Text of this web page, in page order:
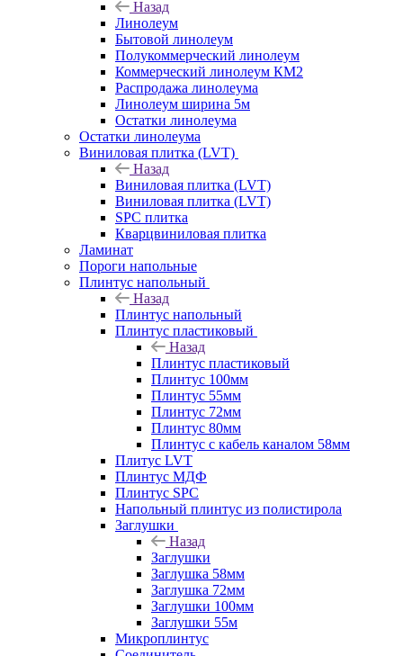
Назад
Линолеум
Бытовой линолеум
Полукоммерческий линолеум
Коммерческий линолеум КМ2
Распродажа линолеума
Линолеум ширина 5м
Остатки линолеума
Остатки линолеума
Виниловая плитка (LVT)
Назад
Виниловая плитка (LVT)
Виниловая плитка (LVT)
SPC плитка
Кварцвиниловая плитка
Ламинат
Пороги напольные
Плинтус напольный
Назад
Плинтус напольный
Плинтус пластиковый
Назад
Плинтус пластиковый
Плинтус 100мм
Плинтус 55мм
Плинтус 72мм
Плинтус 80мм
Плинтус с кабель каналом 58мм
Плитус LVT
Плинтус МДФ
Плинтус SPC
Напольный плинтус из полистирола
Заглушки
Назад
Заглушки
Заглушка 58мм
Заглушка 72мм
Заглушки 100мм
Заглушки 55м
Микроплинтус